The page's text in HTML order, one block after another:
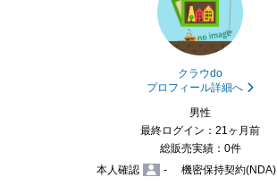
クラウdo
プロフィール詳細へ
男性
最終ログイン：21ヶ月前
総販売実績：0件
本人確認
- 機密保持契約(NDA)